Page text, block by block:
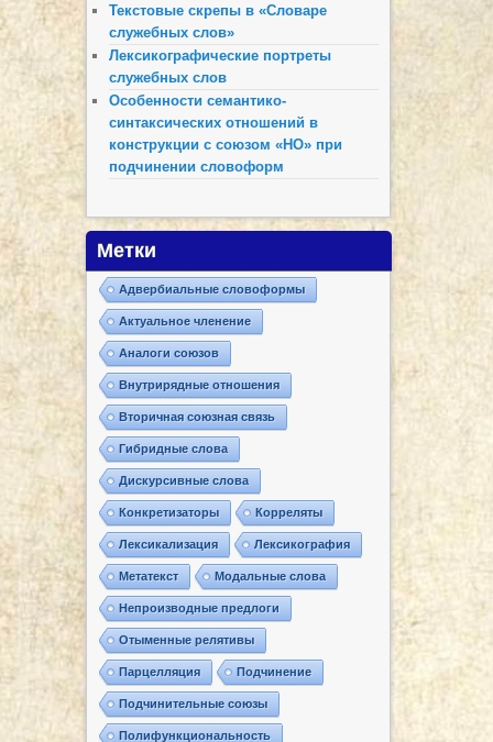
Текстовые скрепы в «Словаре
служебных слов»
Лексикографические портреты
служебных слов
Особенности семантико-
синтаксических отношений в
конструкции с союзом «НО» при
подчинении словоформ
Метки
Адвербиальные словоформы
Актуальное членение
Аналоги союзов
Внутрирядные отношения
Вторичная союзная связь
Гибридные слова
Дискурсивные слова
Конкретизаторы Корреляты
Лексикализация Лексикография
Метатекст Модальные слова
Непроизводные предлоги
Отыменные релятивы
Парцелляция Подчинение
Подчинительные союзы
Полифункциональность